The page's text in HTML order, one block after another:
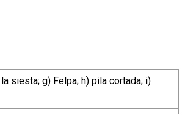
siesta; g) Felpa; h) pila cortada; i)